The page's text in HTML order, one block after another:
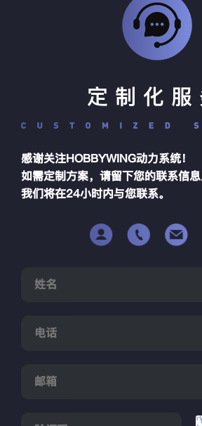
定制化服
感谢关注HOBBYWING动力系统！
如需定制方案，请留下您的联系信息
我们将在24小时内与您联系。